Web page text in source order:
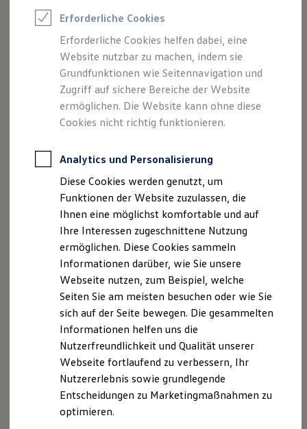
Digitaler Marktplatz
Kauf & Finanzierung
Online-Fahrzeugbewertung
Aktionen & Angebote
E-Auto-Förderung
Für Privatkunden
Für Gewerbekunden
Profi Paket
TopDeal
Zertifizierte Gebrauchtwagen
Für Privatkunden
Für Gewerbekunden
Leasing
Für Privatkunden
Für Gewerbekunden
Versicherungen & Garantien
Garantien
Kfz-Versicherung für Nutzfahrzeuge
Restschuldversicherung
Wartungsverträge
Besitzer & Service
Reparatur & Service
Sommer-Special
Reparatur, Pflege & Inspektion
Servicetermin anfragen
Service-Vorteile bei Volkswagen Nutzfahrzeuge
ServicePlus
Economy Service
Räder & Reifen Service
Ersatzfahrzeuge
dieser Webseite speziell aufgeführt sind.
Impressum
Datenschutzerklärung
Impressum
Volkswagen Automobile Stuttgart GmbH
Wangener Str. 66
70188 Stuttgart
Telefonnummer: 0711 4602 0
Faxnummer: 0711 4602 210
E-Mail:kundenservice@vw-as.de
Umsatzst.-ID-Nr.: DE239667018
Registergericht: Stuttgart, HRB 24102
Versicherungsvermittlerregister
www.vermittlerregister.info
Erforderliche Cookies
Erforderliche Cookies helfen dabei, eine
Website nutzbar zu machen, indem sie
Grundfunktionen wie Seitennavigation und
Zugriff auf sichere Bereiche der Website
ermöglichen. Die Website kann ohne diese
Cookies nicht richtig funktionieren.
Analytics und Personalisierung
Diese Cookies werden genutzt, um
Funktionen der Website zuzulassen, die
Ihnen eine möglichst komfortable und auf
Ihre Interessen zugeschnittene Nutzung
ermöglichen. Diese Cookies sammeln
Informationen darüber, wie Sie unsere
Webseite nutzen, zum Beispiel, welche
Seiten Sie am meisten besuchen oder wie Sie
sich auf der Seite bewegen. Die gesammelten
Informationen helfen uns die
Nutzerfreundlichkeit und Qualität unserer
Webseite fortlaufend zu verbessern, Ihr
Nutzererlebnis sowie grundlegende
Entscheidungen zu Marketingmaßnahmen zu
optimieren.